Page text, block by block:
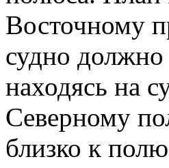
Восточному
судно
находясь на
Северному
близко к